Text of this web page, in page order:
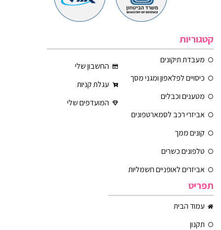
קטגוריות
מעבדת תיקונים
כיסויים לפלאפון ומגני מסך
מטענים וכבלים
אביזרי רכב לסמארטפונים
קונים ממך
טלפונים כשרים
אביזרים לאופניים חשמליות
החשבון שלי
עגלת קניות
המועדפים שלי
תפריט
עמוד הבית
תקנון